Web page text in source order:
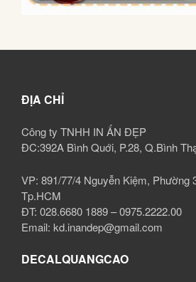
ĐỊA CHỈ
Công ty TNHH IN ẤN ĐẸP
ĐC:392A Bình Quới, P.28, Q.Bình
VP: 891/77/4 Nguyễn Kiệm, Phường
Tp.HCM
ĐT: 028.6680 1889 – 0975.2222.00
Email: kd.inandep@gmail.com
DECALQUANGCAO